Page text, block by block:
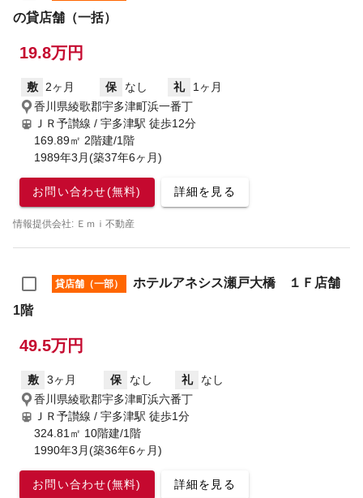
の貸店舗（一括）
19.8万円
敷 2ヶ月 保 なし 礼
1ヶ月
香川県綾歌郡宇多津町浜一番丁
ＪＲ予讃線 / 宇多津駅 徒歩12分
169.89㎡ 2階建/1階
1989年3月(築37年6ヶ月)
お問い合わせ(無料) 詳細を見る
情報提供会社: Ｅｍｉ不動産
貸店舗（一部）
ホテルアネシス瀬戸大橋 １Ｆ店舗
1階
49.5万円
敷 3ヶ月 保 なし 礼
なし
香川県綾歌郡宇多津町浜六番丁
ＪＲ予讃線 / 宇多津駅 徒歩1分
324.81㎡ 10階建/1階
1990年3月(築36年6ヶ月)
お問い合わせ(無料) 詳細を見る